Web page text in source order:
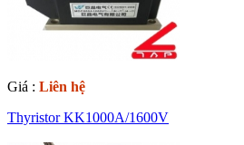
Giá : Liên hệ
Thyristor KK1000A/1600V